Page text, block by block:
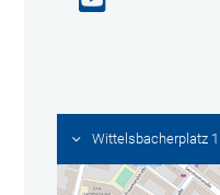
Wittelsbacherplatz 1